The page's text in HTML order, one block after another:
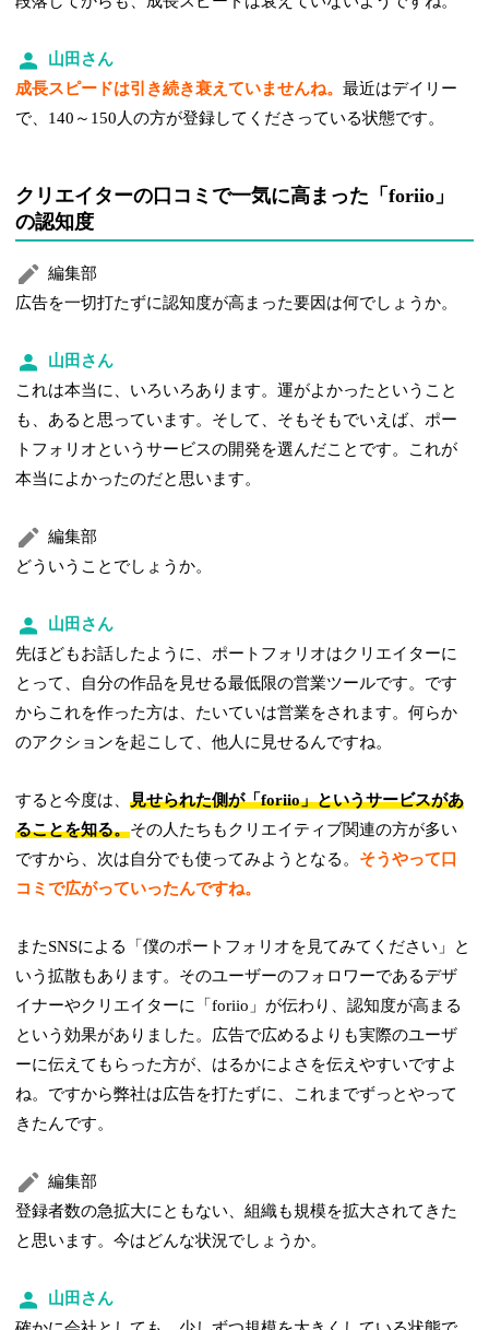
山田さん
成長スピードは引き続き衰えていませんね。最近はデイリー
で、140～150人の方が登録してくださっている状態です。
クリエイターの口コミで一気に高まった「foriio」
の認知度
編集部
広告を一切打たずに認知度が高まった要因は何でしょうか。
山田さん
これは本当に、いろいろあります。運がよかったということ
も、あると思っています。そして、そもそもでいえば、ポー
トフォリオというサービスの開発を選んだことです。これが
本当によかったのだと思います。
編集部
どういうことでしょうか。
山田さん
先ほどもお話したように、ポートフォリオはクリエイターに
とって、自分の作品を見せる最低限の営業ツールです。です
からこれを作った方は、たいていは営業をされます。何らか
のアクションを起こして、他人に見せるんですね。
すると今度は、見せられた側が「foriio」というサービスがあ
ることを知る。その人たちもクリエイティブ関連の方が多い
ですから、次は自分でも使ってみようとなる。 そうやって口
コミで広がっていったんですね。
またSNSによる「僕のポートフォリオを見てみてください」と
いう拡散もあります。そのユーザーのフォロワーであるデザ
イナーやクリエイターに「foriio」が伝わり、認知度が高まる
という効果がありました。広告で広めるよりも実際のユーザ
ーに伝えてもらった方が、はるかによさを伝えやすいですよ
ね。ですから弊社は広告を打たずに、これまでずっとやって
きたんです。
編集部
登録者数の急拡大にともない、組織も規模を拡大されてきた
と思います。今はどんな状況でしょうか。
山田さん